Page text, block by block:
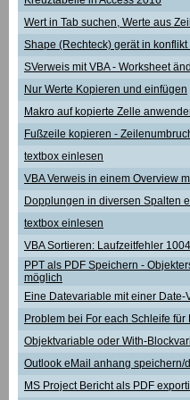
Wert in Tab suchen, Werte aus
Shape (Rechteck) gerät in konflikt
SVerweis mit VBA - Worksheet
Nur Werte Kopieren und einfügen
Makro auf kopierte Zelle
Fußzeile kopieren -
textbox einlesen
VBA Verweis in einem Overview
Dopplungen in diversen Spalten
textbox einlesen
VBA Sortieren: Laufzeitfehler 1004
PPT als PDF Speichern -
möglich
Eine Datevariable mit einer
Problem bei For each Schleife für
Objektvariable oder With-
Outlook eMail anhang speichern/
MS Project Bericht als PDF